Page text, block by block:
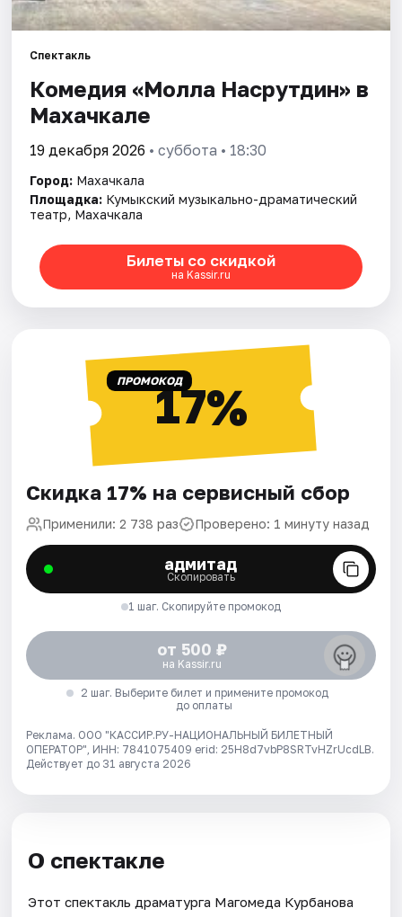
Спектакль
Комедия «Молла Насрутдин» в
Махачкале
19 декабря 2026 • суббота • 18:30
Город: Махачкала
Площадка: Кумыкский музыкально-драматический
театр, Махачкала
Билеты со скидкой
на Kassir.ru
ПРОМОКОД17%
Скидка 17% на сервисный сбор
Применили: 2 738 раз Проверено: 1 минуту назад
адмитад
Скопировать
1 шаг. Скопируйте промокод
от 500 ₽
на Kassir.ru
2 шаг. Выберите билет и примените промокод
до оплаты
Реклама. ООО "КАССИР.РУ-НАЦИОНАЛЬНЫЙ БИЛЕТНЫЙ
ОПЕРАТОР", ИНН: 7841075409 erid: 25H8d7vbP8SRTvHZrUcdLB.
Действует до 31 августа 2026
О спектакле
Этот спектакль драматурга Магомеда Курбанова